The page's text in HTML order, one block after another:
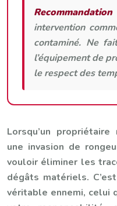
intervention
contaminé. Ne
l’équipement de
le respect des
Lorsqu’un
une invasion de
vouloir éliminer les
dégâts matériels.
véritable ennemi, celui